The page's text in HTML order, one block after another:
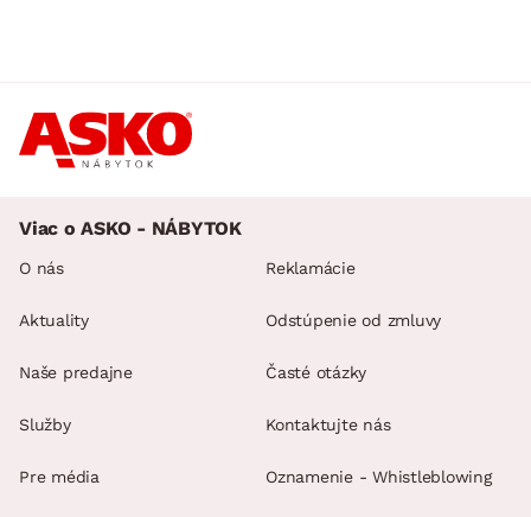
Viac o ASKO - NÁBYTOK
O nás
Aktuality
Naše predajne
Služby
Pre média
Reklamácie
Odstúpenie od zmluvy
Časté otázky
Kontaktujte nás
Oznamenie - Whistleblowing